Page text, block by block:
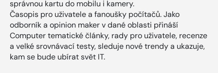
správnou kartu do mobilu i kamery.
Časopis pro uživatele a fanoušky počítačů. Jako
odborník a opinion maker v dané oblasti přináší
Computer tematické články, rady pro uživatele, recenze
a velké srovnávací testy, sleduje nové trendy a ukazuje,
kam se bude ubírat svět IT.